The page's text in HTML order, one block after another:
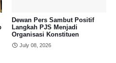
Dewan Pers Sambut Positif
Langkah PJS Menjadi
Organisasi Konstituen
July 08, 2026